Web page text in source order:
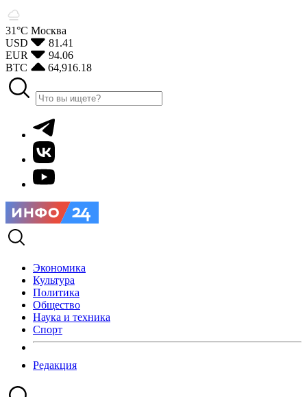
31°С Москва
USD
81.41
EUR
94.06
BTC
64,916.18
Экономика
Культура
Политика
Общество
Наука и техника
Спорт
Редакция